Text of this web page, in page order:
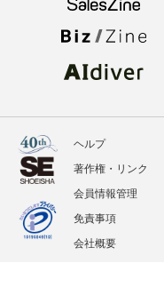
ヘルプ
著作権・リンク
会員情報管理
免責事項
会社概要